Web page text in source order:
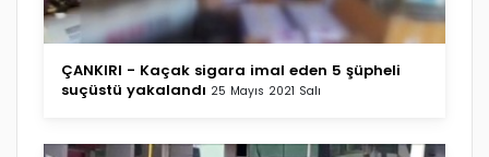
ÇANKIRI - Kaçak sigara imal eden 5 şüpheli
suçüstü yakalandı 25 Mayıs 2021 Salı